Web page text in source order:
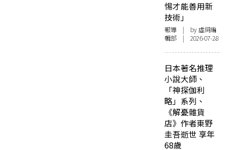
惕才能善用新
技術」
報導 | by 虛詞編
輯部 | 2026-07-28
日本著名推理
小說大師、
「神探伽利
略」系列、
《解憂雜貨
店》作者東野
圭吾逝世 享年
68歲